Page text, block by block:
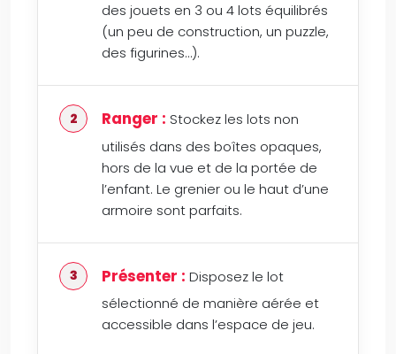
des jouets en 3 ou 4 lots équilibrés
(un peu de construction, un puzzle,
des figurines…).
Ranger : Stockez les lots non
utilisés dans des boîtes opaques,
hors de la vue et de la portée de
l’enfant. Le grenier ou le haut d’une
armoire sont parfaits.
Présenter : Disposez le lot
sélectionné de manière aérée et
accessible dans l’espace de jeu.